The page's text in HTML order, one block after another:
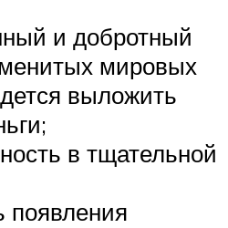
и добротный
мировых
выложить
в тщательной
появления